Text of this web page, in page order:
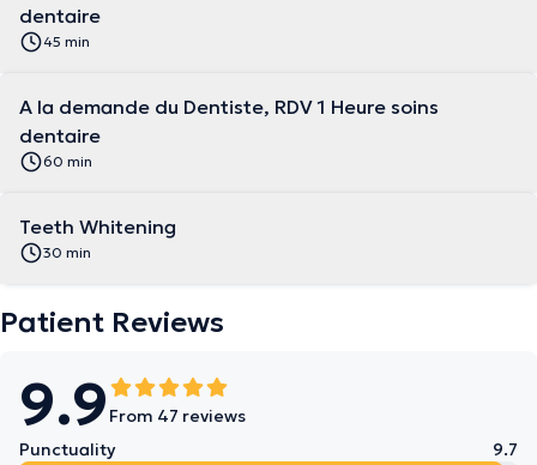
dentaire
45 min
A la demande du Dentiste, RDV 1 Heure soins
dentaire
60 min
Teeth Whitening
30 min
Patient Reviews
9.9 From 47 reviews
Punctuality
9.7